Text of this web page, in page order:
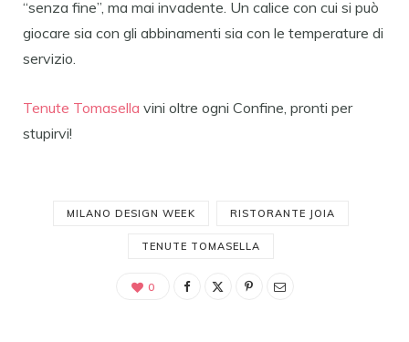
“senza fine”, ma mai invadente. Un calice con cui si può
giocare sia con gli abbinamenti sia con le temperature di
servizio.
Tenute Tomasella vini oltre ogni Confine, pronti per
stupirvi!
MILANO DESIGN WEEK RISTORANTE JOIA
TENUTE TOMASELLA
0